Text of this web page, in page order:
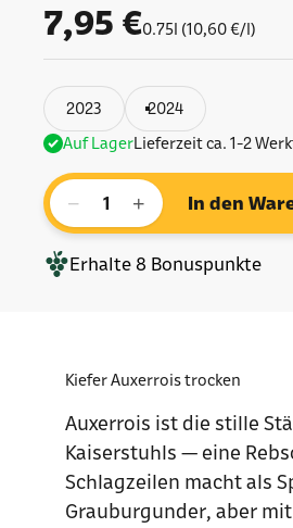
Angebot
7,95 €0.75l (10,60 €/l)
2023
2024
Auf LagerLieferzeit ca. 1-2
− + In den
Erhalte 8 Bonuspunkte
Kiefer Auxerrois trocken
Auxerrois ist die stille
Kaiserstuhls — eine
Schlagzeilen macht als
Grauburgunder, aber